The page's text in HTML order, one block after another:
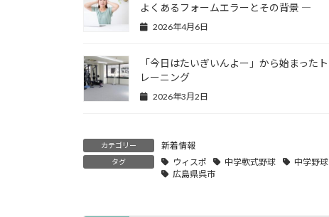
よくあるフォームエラーとその背景 ―
2026年4月6日
「今日はたいぎいんよー」から始まったト
レーニング
2026年3月2日
カテゴリー 新着情報
タグ ウィスポ 中学軟式野球 中学野球
広島県呉市